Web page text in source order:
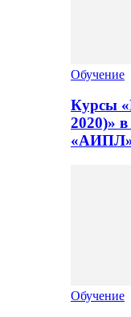
Обучение
Курсы
2020)»
Обучение